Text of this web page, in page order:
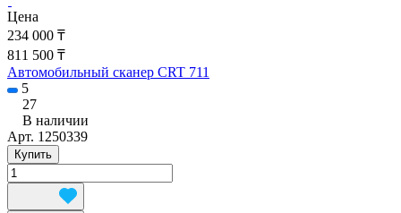
Цена
234 000 ₸
811 500 ₸
Автомобильный сканер CRT 711
5
27
В наличии
Арт. 1250339
Купить